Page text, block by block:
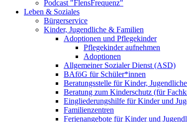
Podcast "FlensFrequenz"
Leben & Soziales
Bürgerservice
Kinder, Jugendliche & Familien
Adoptionen und Pflegekinder
Pflegekinder aufnehmen
Adoptionen
Allgemeiner Sozialer Dienst (ASD)
BAföG für Schüler*innen
Beratungsstelle für Kinder,
Beratung zum Kinderschutz (für
Eingliederungshilfe für Kinder und
Familienzentren
Ferienangebote für Kinder und